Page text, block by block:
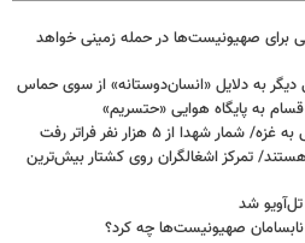
برای صهیونیست‌ها در حمله زمینی خواهد
به پایگاه هوایی «حتسریم»
شهدا از ۵ هزار نفر فراتر رفت
زیر آوار هستند/ تمرکز اشغالگران روی کشتار بیش‌ترین
شد
نابسامان صهیونیست‌ها چه کرد؟